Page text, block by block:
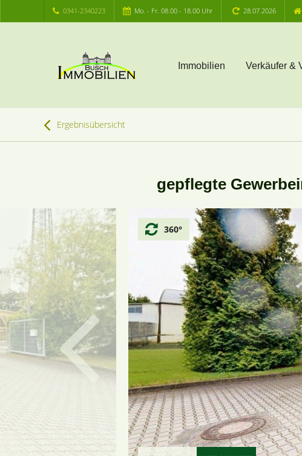
0341-2340223 Mo. - Fr. 08.00 - 18.00 Uhr 28.07.2026
Immobilien Verkäufer &
Ergebnisübersicht
gepflegte
360°